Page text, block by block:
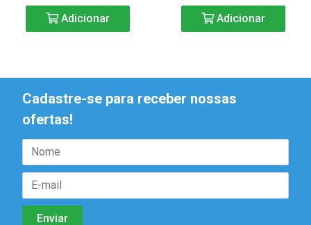
Adicionar Adicionar
Cadastre-se para receber nossas
ofertas!